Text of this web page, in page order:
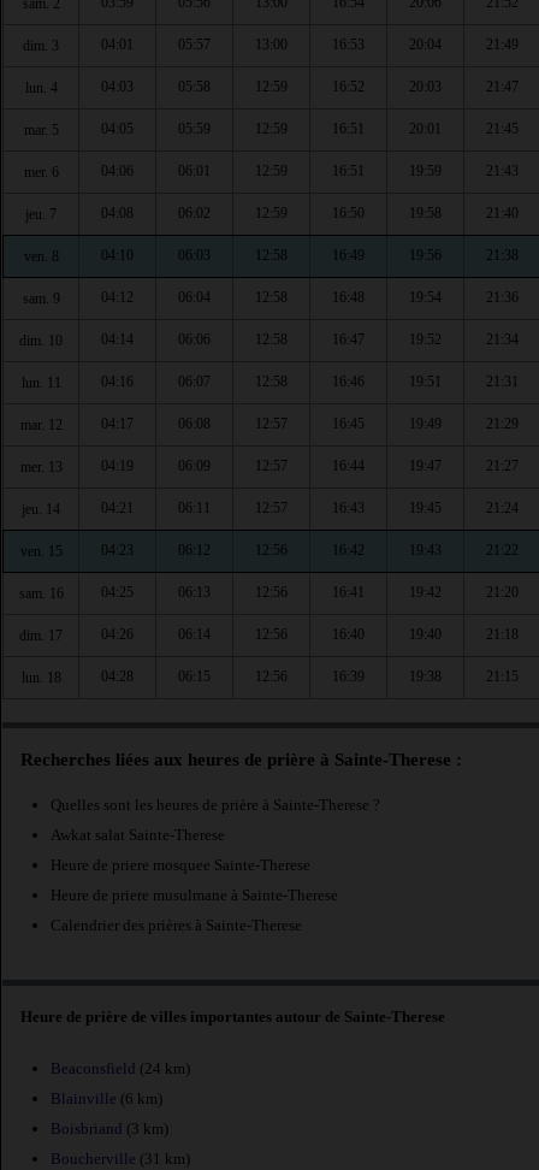
sam. 2
dim. 3 04:01 05:57 13:00 16:53 20:04 21:49
lun. 4 04:03 05:58 12:59 16:52 20:03 21:47
mar. 5 04:05 05:59 12:59 16:51 20:01 21:45
mer. 6 04:06 06:01 12:59 16:51 19:59 21:43
jeu. 7 04:08 06:02 12:59 16:50 19:58 21:40
ven. 8 04:10 06:03 12:58 16:49 19:56 21:38
sam. 9 04:12 06:04 12:58 16:48 19:54 21:36
dim. 10 04:14 06:06 12:58 16:47 19:52 21:34
lun. 11 04:16 06:07 12:58 16:46 19:51 21:31
mar. 12 04:17 06:08 12:57 16:45 19:49 21:29
mer. 13 04:19 06:09 12:57 16:44 19:47 21:27
jeu. 14 04:21 06:11 12:57 16:43 19:45 21:24
ven. 15 04:23 06:12 12:56 16:42 19:43 21:22
sam. 16 04:25 06:13 12:56 16:41 19:42 21:20
dim. 17 04:26 06:14 12:56 16:40 19:40 21:18
lun. 18 04:28 06:15 12:56 16:39 19:38 21:15
Recherches liées aux heures de prière à Sainte-Therese :
Quelles sont les heures de prière à Sainte-Therese ?
Awkat salat Sainte-Therese
Heure de priere mosquee Sainte-Therese
Heure de priere musulmane à Sainte-Therese
Calendrier des prières à Sainte-Therese
Heure de prière de villes importantes autour de Sainte-Therese
Beaconsfield (24 km)
Blainville (6 km)
Boisbriand (3 km)
Boucherville (31 km)